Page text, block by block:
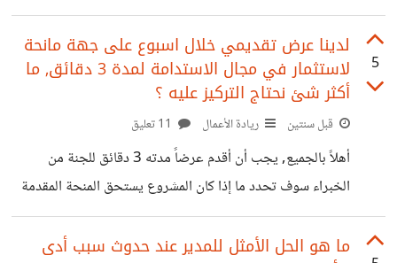
سيتم التخلي عنهم ولكن النتائج لم تكن مقبولة من قبل مدير
الشركة فهو له ميول أخرى ولم يقتنع بالنتيجة التحليلية للبيانات,
فمن وجهة نظرك كيف ستختار ؟!
5
لدينا عرض تقديمي خلال اسبوع على جهة مانحة
لاستثمار في مجال الاستدامة لمدة 3 دقائق, ما
أكثر شئ نحتاج التركيز عليه ؟
قبل سنتين ريادة الأعمال
أهلاً بالجميع, يجب أن أقدم عرضاً مدته 3 دقائق للجنة من
الخبراء سوف تحدد ما إذا كان المشروع يستحق المنحة المقدمة
أم لا (دعم فني - مالي), ما آراءكم لتقديم أفضل عرض في تلك
المدة القصيرة؟
ما هو الحل الأمثل للمدير عند حدوث سبب أدى